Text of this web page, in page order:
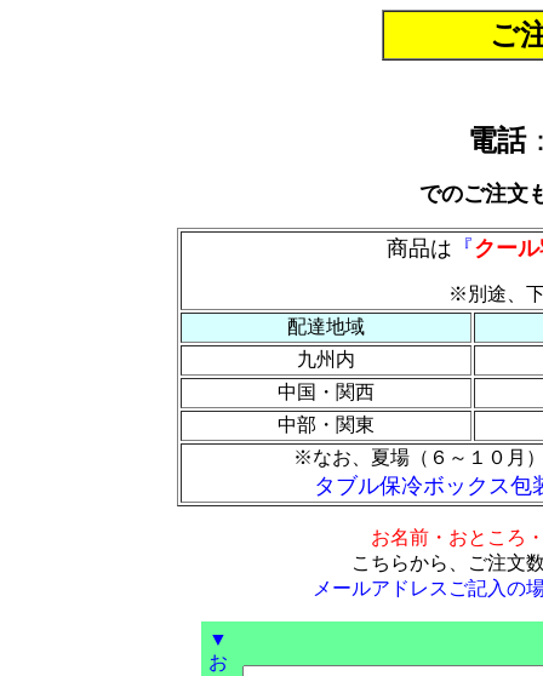
ご
電話
でのご注文
商品は 『クー
※別途、
配達地域
九州内
中国・関西
中部・関東
※なお、夏場（６～１０月
タブル保冷ボックス包
お名前・おところ
こちらから、ご注文
メールアドレスご記入の
▼
お